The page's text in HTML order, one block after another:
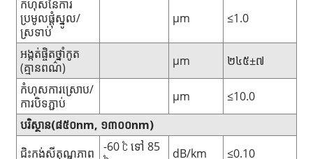
កំហុសនៃការ
ប្រមូលផ្តុំស្នូល/
ស្រទាប់
μm ≤1.0
អង្កត់ផ្ចិតថ្នាំកូត
(គ្មានពណ៌)
μm
២៤៥±៧
កំហុស​ការ​ស្រោប​/​
ការ​បិទ​ភ្ជាប់​
μm
≤10.0
បរិស្ថាន(៨៥០nm, ១៣០០nm)
ជិះកង់សីតុណ្ហភាព
-60 ℃ ទៅ 85
dB/km ≤0.10